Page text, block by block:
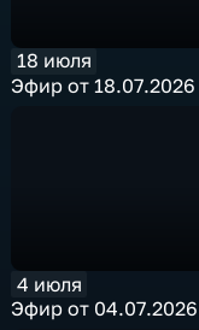
18 июля
Эфир от 18.07.2026
4 июля
Эфир от 04.07.2026